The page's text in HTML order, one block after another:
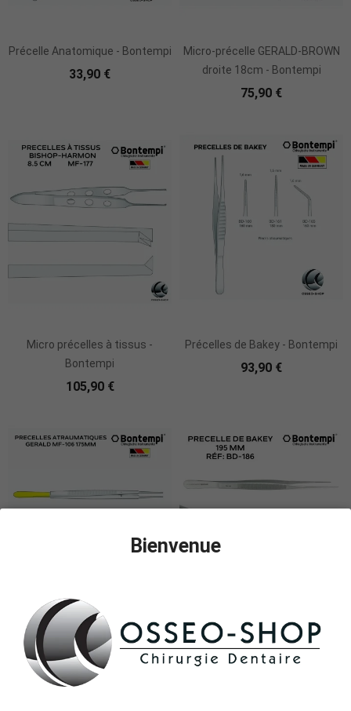
Précelle Anatomique - Bontempi
33,90 €
Micro-précelle GERALD-BROWN
droite 18cm - Bontempi
75,90 €
Micro précelles à tissus -
Bontempi
105,90 €
Précelles de Bakey - Bontempi
93,90 €
Ajouter Au Panier
Précelles atraumatiques
GERALD -Bontempi
136,90 €
Précelle de Bakey 195mm -
Bontempi
Bienvenue